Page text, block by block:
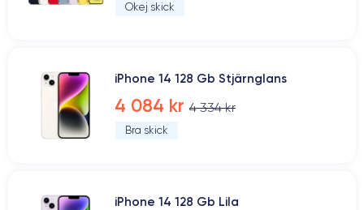
Okej skick
iPhone 14 128 Gb Stjärnglans
4 084 kr 4 334 kr
Bra skick
iPhone 14 128 Gb Lila